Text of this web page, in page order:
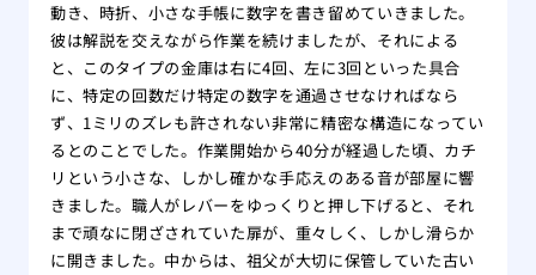
動き、時折、小さな手帳に数字を書き留めていきました。
彼は解説を交えながら作業を続けましたが、それによる
と、このタイプの金庫は右に4回、左に3回といった具合
に、特定の回数だけ特定の数字を通過させなければなら
ず、1ミリのズレも許されない非常に精密な構造になってい
るとのことでした。作業開始から40分が経過した頃、カチ
リという小さな、しかし確かな手応えのある音が部屋に響
きました。職人がレバーをゆっくりと押し下げると、それ
まで頑なに閉ざされていた扉が、重々しく、しかし滑らか
に開きました。中からは、祖父が大切に保管していた古い